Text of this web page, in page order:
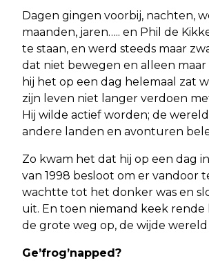
Dagen gingen voorbij, nachten,
maanden, jaren….. en Phil de
te staan, en werd steeds maar
dat niet bewegen en alleen
hij het op een dag helemaal zat
zijn leven niet langer verdoen
Hij wilde actief worden; de
andere landen en avonturen
Zo kwam het dat hij op een dag
van 1998 besloot om er vandoor
wachtte tot het donker was en
uit. En toen niemand keek rende
de grote weg op, de wijde wereld
Ge’frog’napped?